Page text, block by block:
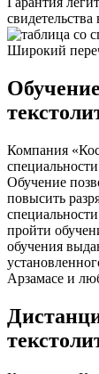
Широкий
Компания
Обучение
повысить
пройти
обучения
Арзамасе и